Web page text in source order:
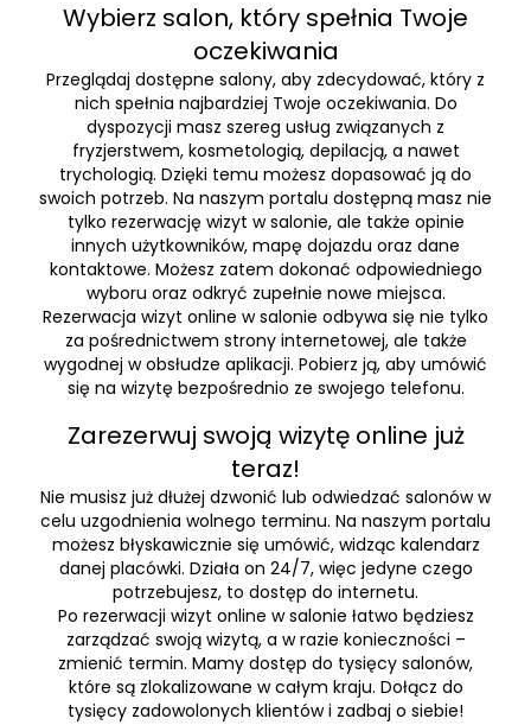
Wybierz salon, który spełnia Twoje
oczekiwania
Przeglądaj dostępne salony, aby zdecydować, który z
nich spełnia najbardziej Twoje oczekiwania. Do
dyspozycji masz szereg usług związanych z
fryzjerstwem, kosmetologią, depilacją, a nawet
trychologią. Dzięki temu możesz dopasować ją do
swoich potrzeb. Na naszym portalu dostępną masz nie
tylko rezerwację wizyt w salonie, ale także opinie
innych użytkowników, mapę dojazdu oraz dane
kontaktowe. Możesz zatem dokonać odpowiedniego
wyboru oraz odkryć zupełnie nowe miejsca.
Rezerwacja wizyt online w salonie odbywa się nie tylko
za pośrednictwem strony internetowej, ale także
wygodnej w obsłudze aplikacji. Pobierz ją, aby umówić
się na wizytę bezpośrednio ze swojego telefonu.
Zarezerwuj swoją wizytę online już
teraz!
Nie musisz już dłużej dzwonić lub odwiedzać salonów w
celu uzgodnienia wolnego terminu. Na naszym portalu
możesz błyskawicznie się umówić, widząc kalendarz
danej placówki. Działa on 24/7, więc jedyne czego
potrzebujesz, to dostęp do internetu.
Po rezerwacji wizyt online w salonie łatwo będziesz
zarządzać swoją wizytą, a w razie konieczności –
zmienić termin. Mamy dostęp do tysięcy salonów,
które są zlokalizowane w całym kraju. Dołącz do
tysięcy zadowolonych klientów i zadbaj o siebie!